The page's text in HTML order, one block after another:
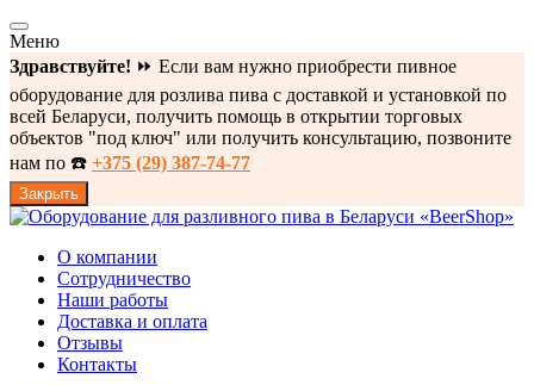
Меню
Здравствуйте! ⏩ Если вам нужно приобрести пивное
оборудование для розлива пива с доставкой и установкой по
всей Беларуси, получить помощь в открытии торговых
объектов "под ключ" или получить консультацию, позвоните
нам по ☎️ +375 (29) 387-74-77
Закрыть
О компании
Сотрудничество
Наши работы
Доставка и оплата
Отзывы
Контакты